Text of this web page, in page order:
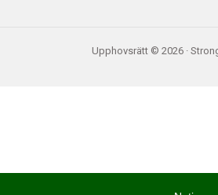
Upphovsrätt © 2026 ·